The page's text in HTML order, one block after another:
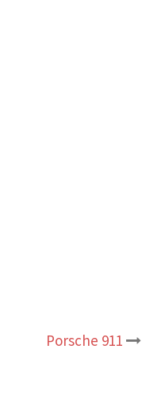
Porsche 911